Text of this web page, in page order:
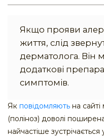
Якщо прояви
життя, слід
дерматолога. Він
додаткові
симптомів.
Як повідомляють на сайті
(поліноз) доволі
найчастіше